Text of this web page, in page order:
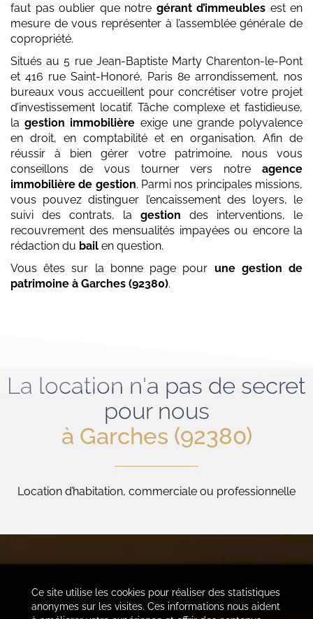
faut pas oublier que notre gérant d’immeubles est en
mesure de vous représenter à l’assemblée générale de
copropriété.
Situés au 5 rue Jean-Baptiste Marty Charenton-le-Pont
et 416 rue Saint-Honoré, Paris 8e arrondissement, nos
bureaux vous accueillent pour concrétiser votre projet
d’investissement locatif. Tâche complexe et fastidieuse,
lagestion immobilière exige une grande polyvalence
en droit, en comptabilité et en organisation. Afin de
réussir à bien gérer votre patrimoine, nous vous
conseillons de vous tourner vers notre agence
immobilière de gestion. Parmi nos principales missions,
vous pouvez distinguer l’encaissement des loyers, le
suivi des contrats, la gestion des interventions, le
recouvrement des mensualités impayées ou encore la
rédaction du bail en question.
Vous êtes sur la bonne page pour une gestion de
patrimoine à Garches (92380).
La location n'a pas de secret
pour nous
à Garches (92380)
Location d’habitation, commerciale ou professionnelle
Ce site utilise les cookies pour réaliser des statistiques
anonymes sur les visites. Ces informations nous aident